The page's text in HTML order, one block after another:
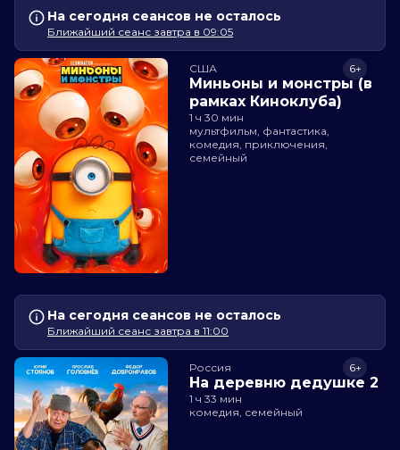
На сегодня сеансов не осталось
Ближайший сеанс завтра в 09:05
США
Миньоны и монстры (в
рамках Киноклуба)
6+
1 ч 30 мин
мультфильм, фантастика,
комедия, приключения,
семейный
На сегодня сеансов не осталось
Ближайший сеанс завтра в 11:00
Россия
На деревню дедушке 2
6+
1 ч 33 мин
комедия, семейный